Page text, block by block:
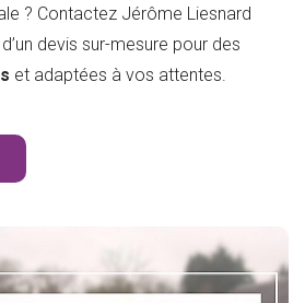
? Contactez Jérôme Liesnard
devis sur-mesure pour des
et adaptées à vos attentes.